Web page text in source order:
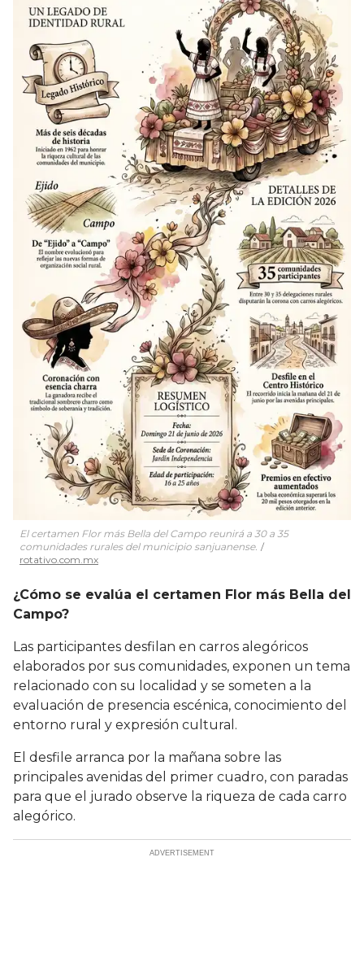
El certamen Flor más Bella del Campo reunirá a 30 a 35
comunidades rurales del municipio sanjuanense.
rotativo.com.mx
¿Cómo se evalúa el certamen Flor más Bella del
Campo?
Las participantes desfilan en carros alegóricos
elaborados por sus comunidades, exponen un tema
relacionado con su localidad y se someten a la
evaluación de presencia escénica, conocimiento del
entorno rural y expresión cultural.
El desfile arranca por la mañana sobre las
principales avenidas del primer cuadro, con paradas
para que el jurado observe la riqueza de cada carro
alegórico.